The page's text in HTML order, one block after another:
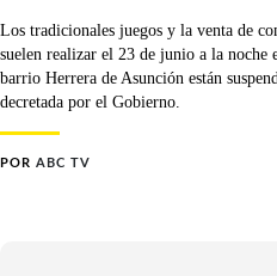
Los tradicionales juegos y la venta de
suelen realizar el 23 de junio a la
barrio Herrera de Asunción están
decretada por el Gobierno.
POR ABC TV